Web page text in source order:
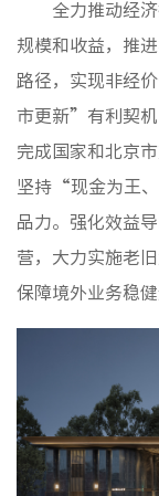
全力推动经
规模和收益，推
路径，实现非经
市更新”有利契机
完成国家和北京
坚持“现金为王
品力。强化效益
营，大力实施老
保障境外业务稳